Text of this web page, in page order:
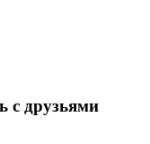
с друзьями